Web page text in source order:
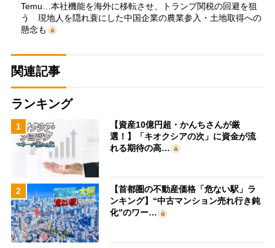
Temu…本社機能を海外に移転させ、トランプ関税の回避を狙
う 現地人を隠れ蓑にした中国企業の農業参入・土地取得への
懸念も
関連記事
ランキング
1
【資産10億円超・かんちさんが厳
選！】「キオクシアの次」に資金が流
れる期待の高…
2
【首都圏の不動産価格「危ない駅」ラ
ンキング】“中古マンション売れ行き鈍
化”のワー…